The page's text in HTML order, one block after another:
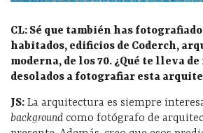
CL: Sé que también has
habitados, edificios de Coderch,
moderna, de los 70. ¿Qué te lleva
desolados a fotografiar esta
JS: La arquitectura es siempre
background como fotógrafo de